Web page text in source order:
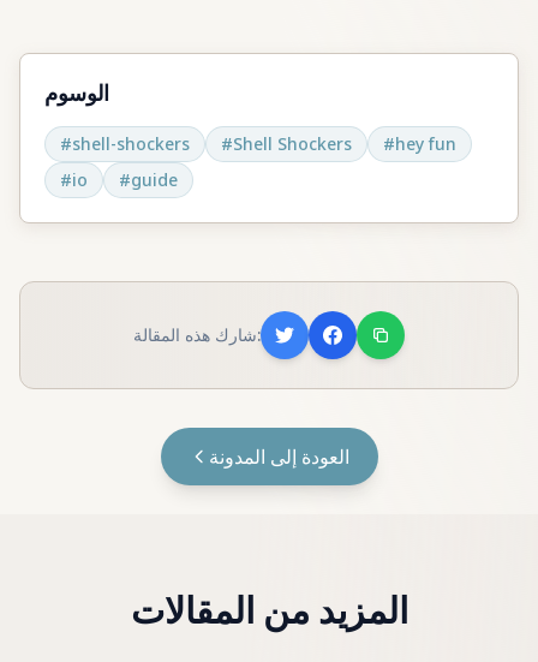
الوسوم
#shell-shockers #Shell Shockers #hey fun
#io #guide
شارك هذه المقالة:
العودة إلى المدونة
المزيد من المقالات